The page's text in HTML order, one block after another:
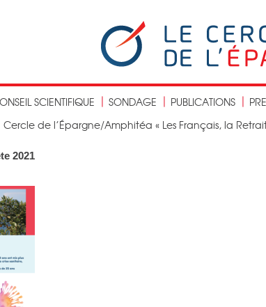
SCIENTIFIQUE SONDAGE PUBLICATIONS
Cercle de l’Épargne/Amphitéa « Les Français, la
2021